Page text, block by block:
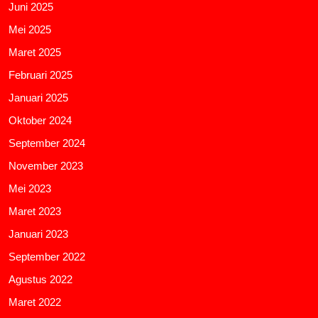
Juni 2025
Mei 2025
Maret 2025
Februari 2025
Januari 2025
Oktober 2024
September 2024
November 2023
Mei 2023
Maret 2023
Januari 2023
September 2022
Agustus 2022
Maret 2022